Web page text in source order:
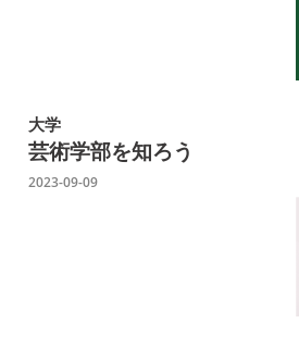
大学
芸術学部を知ろう
2023-09-09